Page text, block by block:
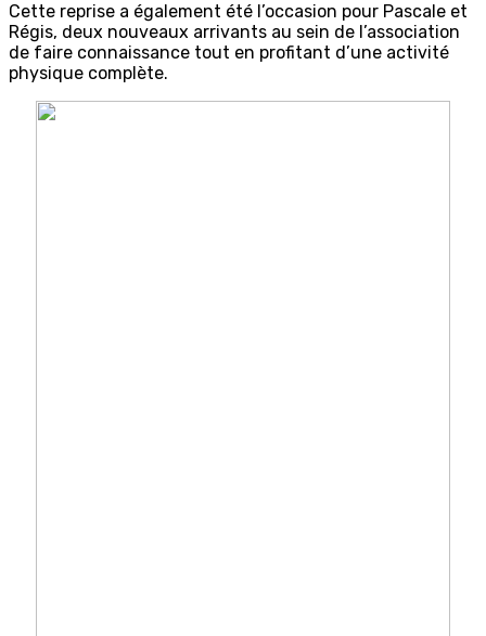
Cette reprise a également été l’occasion pour Pascale et
Régis, deux nouveaux arrivants au sein de l’association
de faire connaissance tout en profitant d’une activité
physique complète.